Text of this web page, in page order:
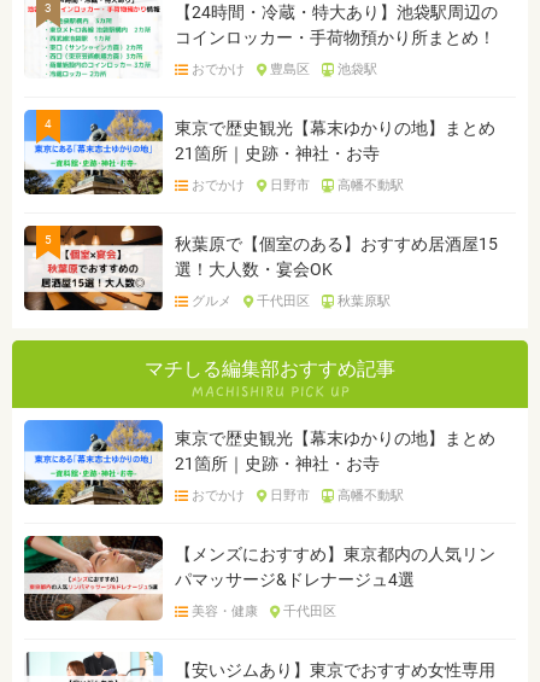
3
【24時間・冷蔵・特大あり】池袋駅周辺の
コインロッカー・手荷物預かり所まとめ！
おでかけ 豊島区 池袋駅
4
東京で歴史観光【幕末ゆかりの地】まとめ
21箇所｜史跡・神社・お寺
おでかけ 日野市 高幡不動駅
5
秋葉原で【個室のある】おすすめ居酒屋15
選！大人数・宴会OK
グルメ 千代田区 秋葉原駅
マチしる編集部おすすめ記事
東京で歴史観光【幕末ゆかりの地】まとめ
21箇所｜史跡・神社・お寺
おでかけ 日野市 高幡不動駅
【メンズにおすすめ】東京都内の人気リン
パマッサージ&ドレナージュ4選
美容・健康 千代田区
【安いジムあり】東京でおすすめ女性専用